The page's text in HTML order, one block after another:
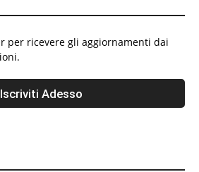
per ricevere gli aggiornamenti dai